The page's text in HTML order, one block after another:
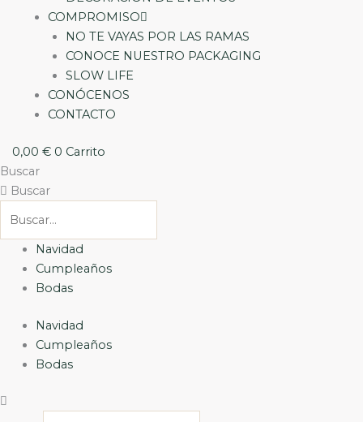
COMPROMISO
NO TE VAYAS POR LAS RAMAS
CONOCE NUESTRO PACKAGING
SLOW LIFE
CONÓCENOS
CONTACTO
0,00 € 0 Carrito
Buscar
Buscar
Navidad
Cumpleaños
Bodas
Navidad
Cumpleaños
Bodas